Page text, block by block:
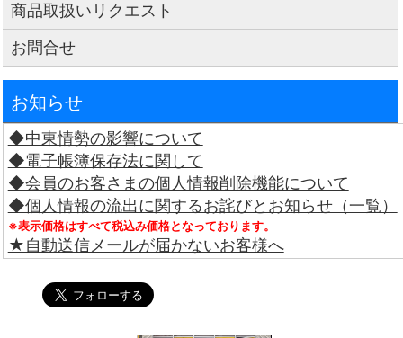
商品取扱いリクエスト
お問合せ
お知らせ
◆中東情勢の影響について
◆電子帳簿保存法に関して
◆会員のお客さまの個人情報削除機能について
◆個人情報の流出に関するお詫びとお知らせ（一覧）
※表示価格はすべて税込み価格となっております。
★自動送信メールが届かないお客様へ